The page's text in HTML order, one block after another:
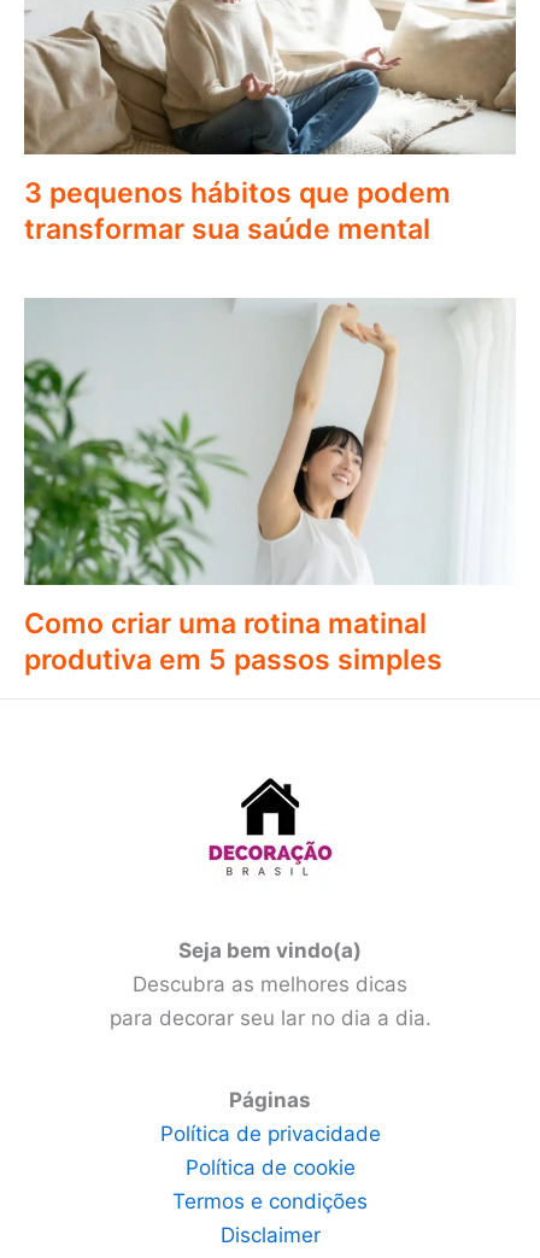
3 pequenos hábitos que podem
transformar sua saúde mental
Como criar uma rotina matinal
produtiva em 5 passos simples
Seja bem vindo(a)
Descubra as melhores dicas
para decorar seu lar no dia a dia.
Páginas
Política de privacidade
Política de cookie
Termos e condições
Disclaimer